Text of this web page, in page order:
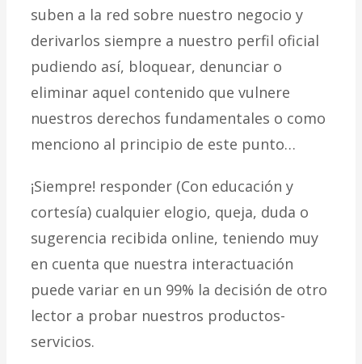
suben a la red sobre nuestro negocio y
derivarlos siempre a nuestro perfil oficial
pudiendo así, bloquear, denunciar o
eliminar aquel contenido que vulnere
nuestros derechos fundamentales o como
menciono al principio de este punto…
¡Siempre! responder (Con educación y
cortesía) cualquier elogio, queja, duda o
sugerencia recibida online, teniendo muy
en cuenta que nuestra interactuación
puede variar en un 99% la decisión de otro
lector a probar nuestros productos-
servicios.